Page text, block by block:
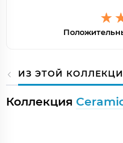
ИЗ ЭТОЙ
Коллекция